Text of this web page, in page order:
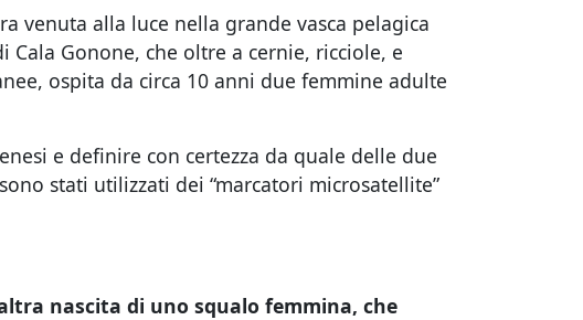
venuta alla luce nella grande vasca pelagica
Cala Gonone, che oltre a cernie, ricciole, e
ospita da circa 10 anni due femmine adulte
e definire con certezza da quale delle due
stati utilizzati dei “marcatori microsatellite”
nascita di uno squalo femmina, che